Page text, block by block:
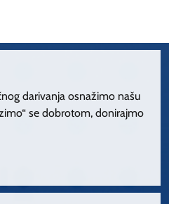
darivanja osnažimo našu
se dobrotom, donirajmo